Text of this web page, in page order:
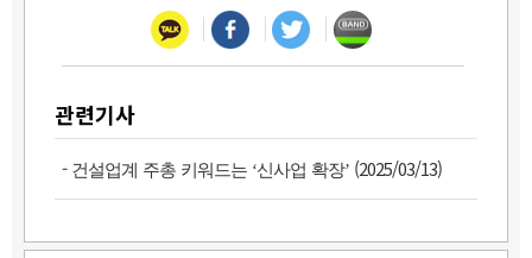
관련기사
- 건설업계 주총 키워드는 ‘신사업 확장’ (2025/03/13)